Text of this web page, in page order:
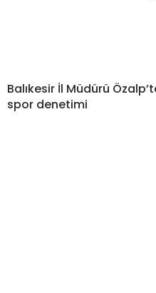
Balıkesir İl Müdürü
spor denetimi